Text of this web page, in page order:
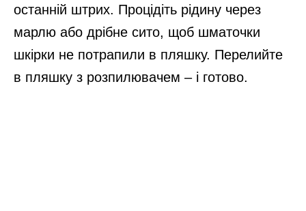
останній штрих. Процідіть рідину через
марлю або дрібне сито, щоб шматочки
шкірки не потрапили в пляшку. Перелийте
в пляшку з розпилювачем – і готово.